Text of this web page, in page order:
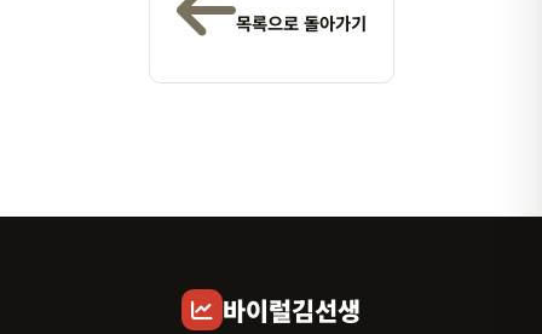
목록으로 돌아가기
바이럴김선생